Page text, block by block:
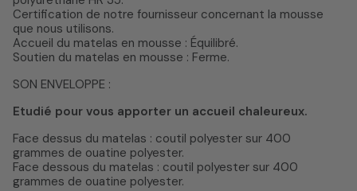
Certification de notre fournisseur concernant la mousse
que nous utilisons.
Accueil du matelas en mousse : Équilibré.
Soutien du matelas en mousse : Ferme.
SON ENVELOPPE :
Etudié pour vous apporter un accueil chaleureux.
Face dessus du matelas : coutil polyester sur 400
grammes de ouatine polyester.
Face dessous du matelas : coutil polyester sur 400
grammes de ouatine polyester.